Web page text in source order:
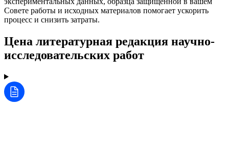
Совете работы и исходных материалов помогает ускорить
процесс и снизить затраты.
Цена литературная редакция научно-
исследовательских работ